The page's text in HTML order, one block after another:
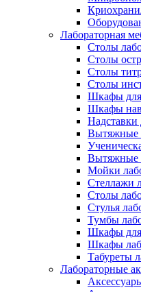
Лабораторная
Столы
Столы
Столы
Столы
Шкафы для
Шкафы
Надставки
Вытяжные
Вытяжные
Мойки
Стеллажи
Столы
Стулья
Тумбы
Шкафы
Шкафы
Табуреты
Лабораторные